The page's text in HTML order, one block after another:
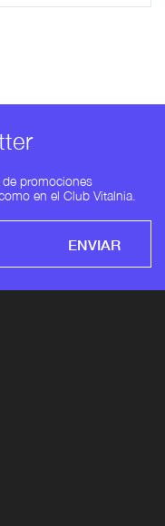
promociones
en el Club Vitalnia.
ENVIAR